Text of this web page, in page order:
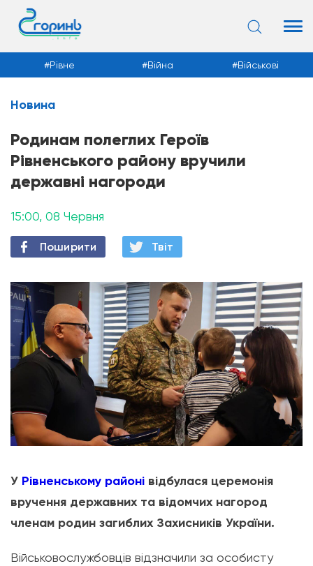
Новини
Рівне Війна Військові
Новина
Родинам полеглих Героїв
Рівненського району вручили
державні нагороди
15:00, 08 Червня
Поширити Твiт
У Рівненському районі відбулася церемонія
вручення державних та відомчих нагород
членам родин загиблих Захисників України.
Військовослужбовців відзначили за особисту